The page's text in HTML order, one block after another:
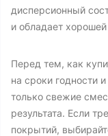
дисперсионный
и обладает
Перед тем, как
на сроки годности
только свежие
результата. Если
покрытий,